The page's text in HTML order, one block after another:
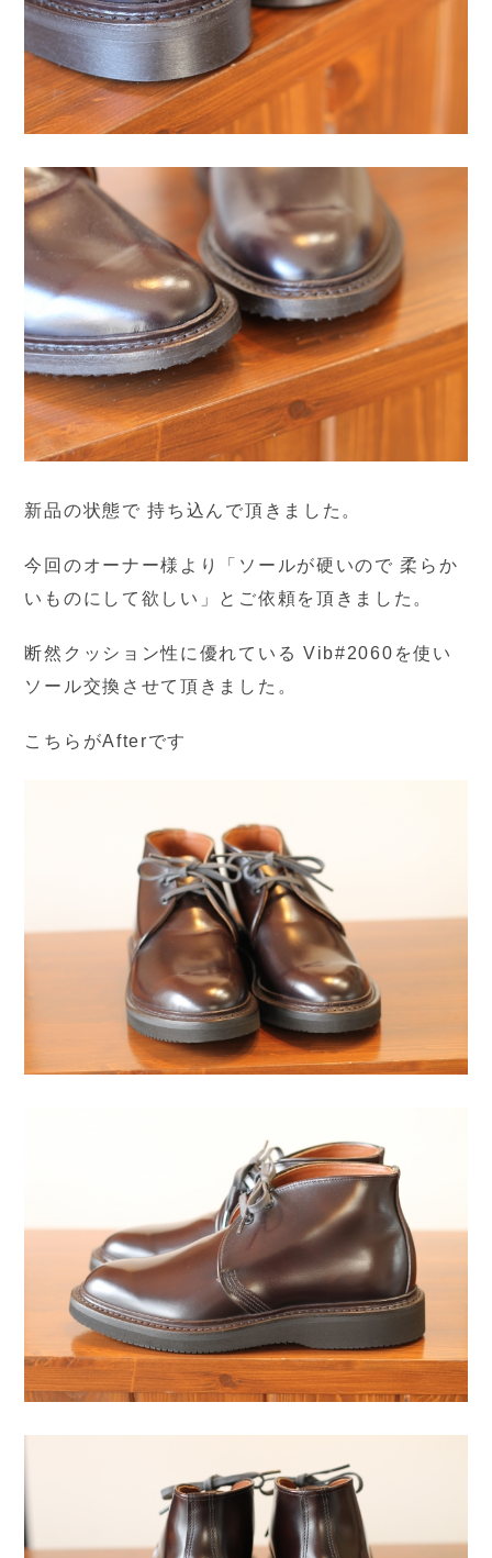
新品の状態で 持ち込んで頂きました。
今回のオーナー様より「ソールが硬いので 柔らか
いものにして欲しい」とご依頼を頂きました。
断然クッション性に優れている Vib#2060を使い
ソール交換させて頂きました。
こちらがAfterです